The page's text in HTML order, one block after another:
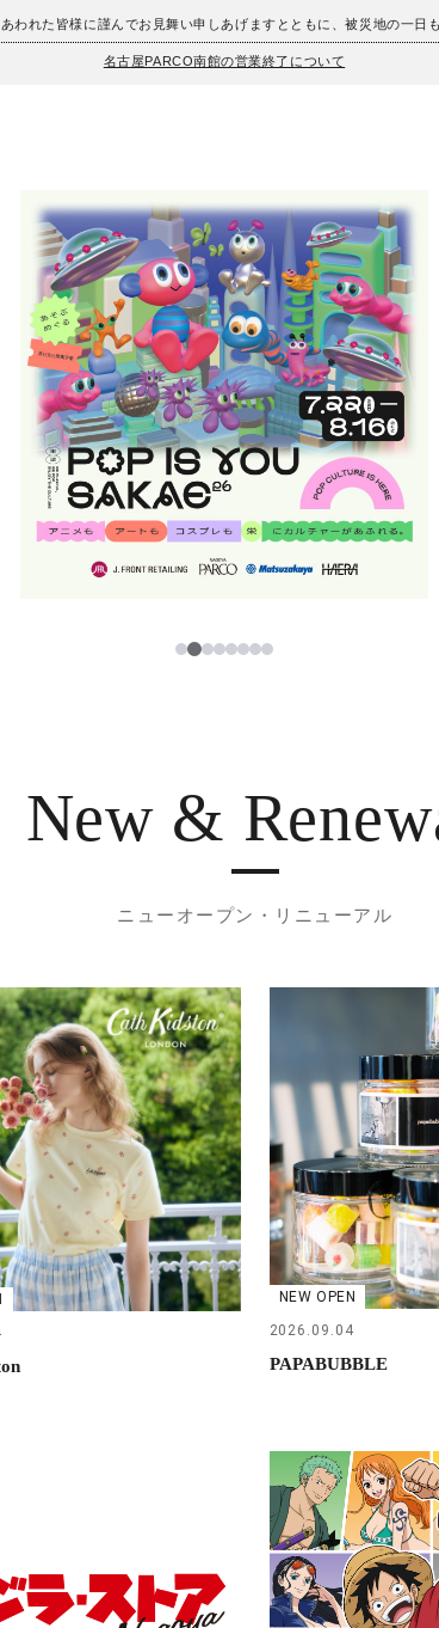
われた皆様に謹んでお見舞い申しあげますとともに、被災地の一日
名古屋PARCO南館の営業終了について
12345678
New &
ニューオープン・リニューアル
NEW OPEN
2026.09.04
PAPABUBBLE